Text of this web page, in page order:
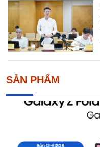
SẢN PHẨM